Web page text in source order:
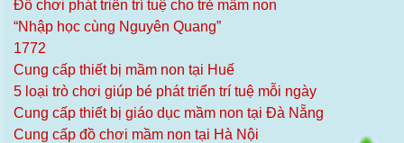
Đồ chơi phát triển trí tuệ cho trẻ mầm non
“Nhập học cùng Nguyên Quang”
1772
Cung cấp thiết bị mầm non tại Huế
5 loại trò chơi giúp bé phát triển trí tuệ mỗi ngày
Cung cấp thiết bị giáo dục mầm non tại Đà Nẵng
Cung cấp đồ chơi mầm non tại Hà Nội